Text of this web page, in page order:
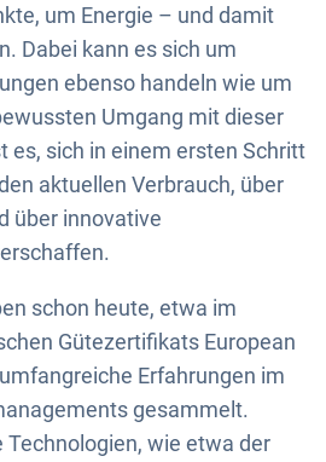
um Energie – und damit
Dabei kann es sich um
ebenso handeln wie um
Umgang mit dieser
es, sich in einem ersten Schritt
aktuellen Verbrauch, über
über innovative
schon heute, etwa im
Gütezertifikats European
Erfahrungen im
gesammelt.
Technologien, wie etwa der